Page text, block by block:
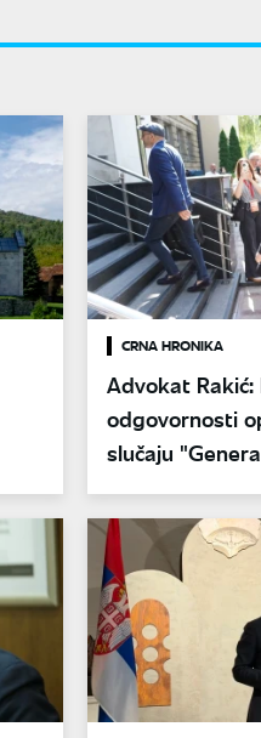
CRNA HRONIKA
Advokat
odgovornosti
slučaju